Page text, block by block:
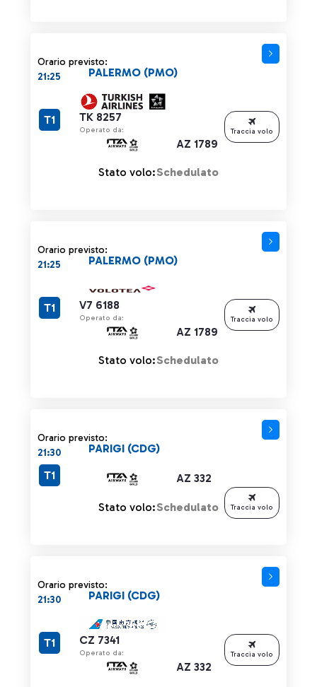
Orario previsto:
21:25
TK 8257
Operato da:
AZ 1789
PALERMO (PMO)
T1
Stato volo:Schedulato
Traccia volo
Orario previsto:
21:25
V7 6188
Operato da:
AZ 1789
PALERMO (PMO)
T1
Stato volo:Schedulato
Traccia volo
Orario previsto:
21:30
AZ 332
PARIGI (CDG)
T1
Stato volo:Schedulato Traccia volo
Orario previsto:
21:30
CZ 7341
Operato da:
AZ 332
PARIGI (CDG)
T1
Traccia volo